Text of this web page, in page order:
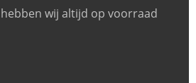
wij altijd op voorraad